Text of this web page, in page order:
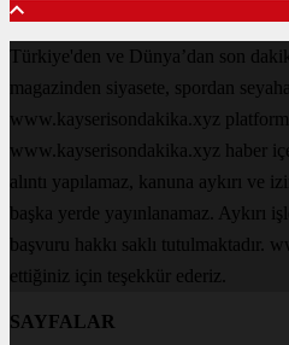
Türkiye'den ve Dünya’dan son
magazinden siyasete, spordan
www.kayserisondakika.xyz
www.kayserisondakika.xyz haber
alıntı yapılamaz, kanuna aykırı ve
başka yerde yayınlanamaz. Aykırı
başvuru hakkı saklı tutulmaktadır.
ettiğiniz için teşekkür ederiz.
SAYFALAR